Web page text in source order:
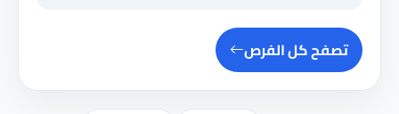
تصفح كل الفرص